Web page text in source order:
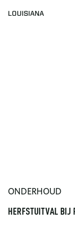
LOUISIANA
ONDERHOUD
HERFSTUITVAL BIJ